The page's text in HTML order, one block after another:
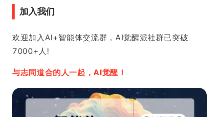
加入我们
欢迎加入AI+智能体交流群，AI觉醒派社群已突破
7000+人!
与志同道合的人一起，AI觉醒！